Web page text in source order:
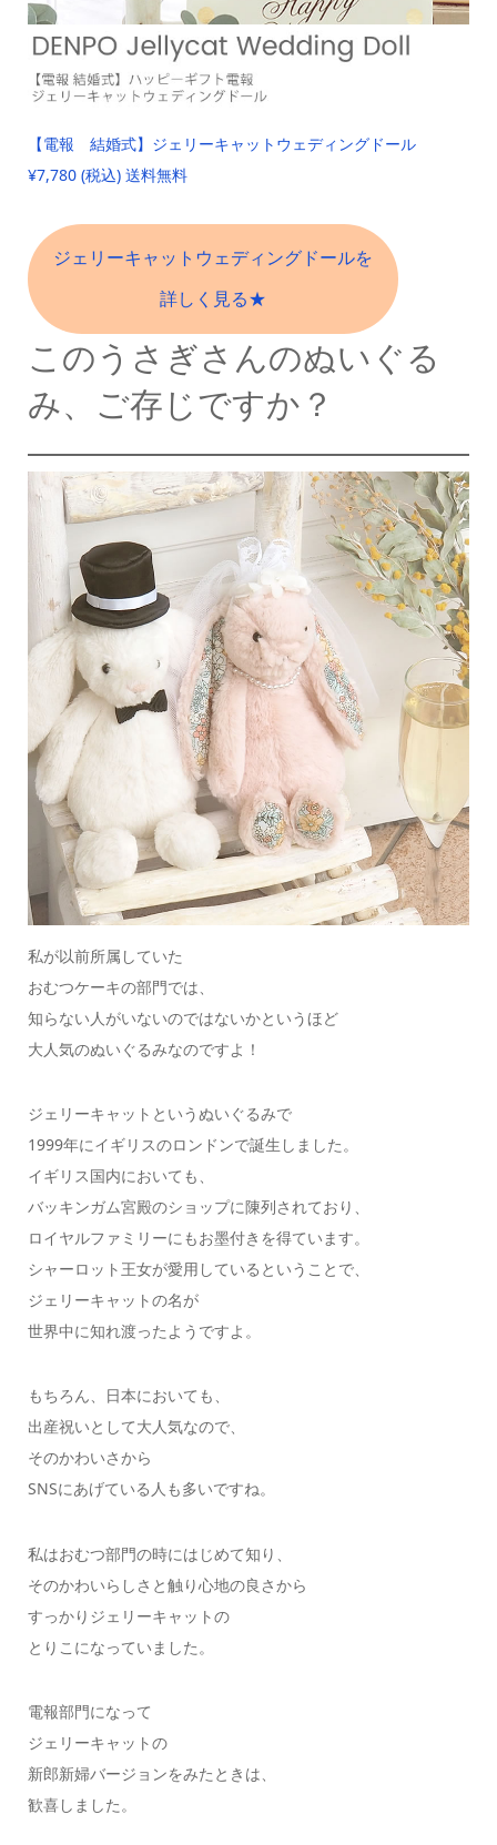
【電報 結婚式】ジェリーキャットウェディングドール
¥7,780 (税込) 送料無料
ジェリーキャットウェディングドールを
詳しく見る★
このうさぎさんのぬいぐる
み、ご存じですか？
私が以前所属していた
おむつケーキの部門では、
知らない人がいないのではないかというほど
大人気のぬいぐるみなのですよ！
ジェリーキャットというぬいぐるみで
1999年にイギリスのロンドンで誕生しました。
イギリス国内においても、
バッキンガム宮殿のショップに陳列されており、
ロイヤルファミリーにもお墨付きを得ています。
シャーロット王女が愛用しているということで、
ジェリーキャットの名が
世界中に知れ渡ったようですよ。
もちろん、日本においても、
出産祝いとして大人気なので、
そのかわいさから
SNSにあげている人も多いですね。
私はおむつ部門の時にはじめて知り、
そのかわいらしさと触り心地の良さから
すっかりジェリーキャットの
とりこになっていました。
電報部門になって
ジェリーキャットの
新郎新婦バージョンをみたときは、
歓喜しました。